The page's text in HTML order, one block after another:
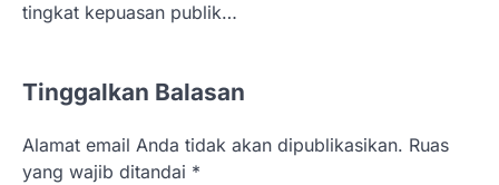
tingkat kepuasan publik…
Tinggalkan Balasan
Alamat email Anda tidak akan dipublikasikan. Ruas
yang wajib ditandai *